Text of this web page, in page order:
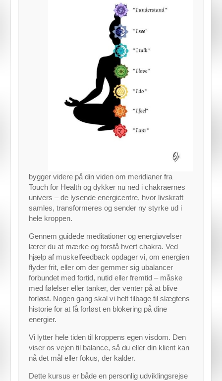
bygger videre på din viden om meridianer fra
Touch for Health og dykker nu ned i chakraernes
univers – de lysende energicentre, hvor livskraft
samles, transformeres og sender ny styrke ud i
hele kroppen.
Gennem guidede meditationer og energiøvelser
lærer du at mærke og forstå hvert chakra. Ved
hjælp af muskelfeedback opdager vi, om energien
flyder frit, eller om der gemmer sig ubalancer
forbundet med fortid, nutid eller fremtid – måske
med følelser eller tanker, der venter på at blive
forløst. Nogen gang skal vi helt tilbage til slægtens
historie for at få forløst en blokering på dine
energier.
Vi lytter hele tiden til kroppens egen visdom. Den
viser os vejen til balance, så du eller din klient kan
nå det mål eller fokus, der kalder.
Dette kursus er både en personlig udviklingsrejse